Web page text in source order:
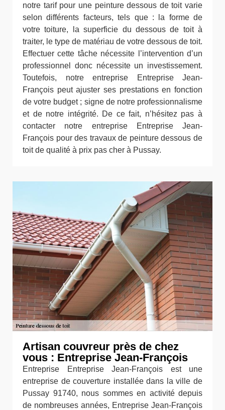
notre tarif pour une peinture dessous de toit varie
selon différents facteurs, tels que : la forme de
votre toiture, la superficie du dessous de toit à
traiter, le type de matériau de votre dessous de toit.
Effectuer cette tâche nécessite l’intervention d’un
professionnel donc nécessite un investissement.
Toutefois, notre entreprise Entreprise Jean-
François peut ajuster ses prestations en fonction
de votre budget ; signe de notre professionnalisme
et de notre intégrité. De ce fait, n’hésitez pas à
contacter notre entreprise Entreprise Jean-
François pour des travaux de peinture dessous de
toit de qualité à prix pas cher à Pussay.
Artisan couvreur près de chez
vous : Entreprise Jean-François
Entreprise Entreprise Jean-François est une
entreprise de couverture installée dans la ville de
Pussay 91740, nous sommes en activité depuis
de nombreuses années, Entreprise Jean-François